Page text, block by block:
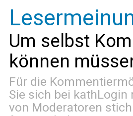
Um selbst
können
Für die
Sie sich bei kathLogin
von Moderatoren